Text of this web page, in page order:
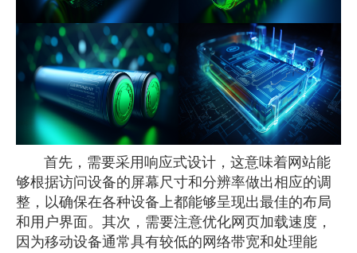
首先，需要采用响应式设计，这意味着网站能
够根据访问设备的屏幕尺寸和分辨率做出相应的调
整，以确保在各种设备上都能够呈现出最佳的布局
和用户界面。其次，需要注意优化网页加载速度，
因为移动设备通常具有较低的网络带宽和处理能